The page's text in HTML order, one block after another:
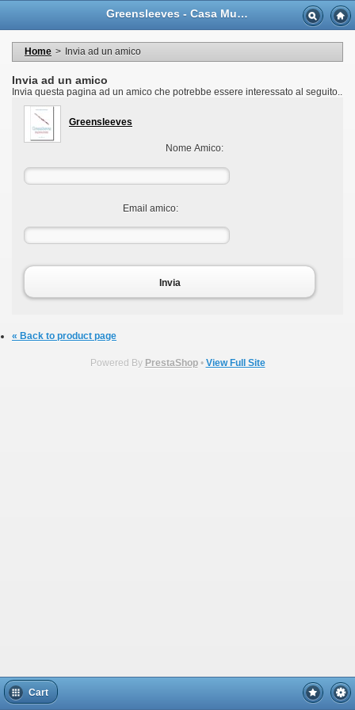
Greensleeves - Casa Musicale Eco
Home > Invia ad un amico
Invia ad un amico
Invia questa pagina ad un amico che potrebbe essere interessato al seguito..
Greensleeves
Nome Amico:
Email amico:
Invia
« Back to product page
Powered By PrestaShop• View Full Site
Cart
I miei dati personali
My orders
I miei voucher
Logout